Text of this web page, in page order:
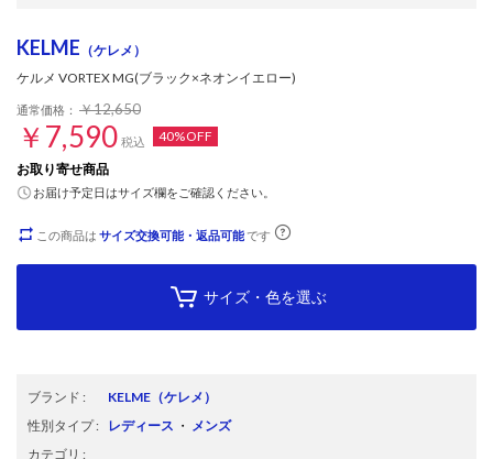
KELME （ケレメ）
ケルメ VORTEX MG(ブラック×ネオンイエロー)
通常価格： ￥12,650
￥7,590 税込
40%OFF
お取り寄せ商品
お届け予定日はサイズ欄をご確認ください。
この商品は サイズ交換可能・返品可能です
サイズ・色を選ぶ
ブランド : KELME （ケレメ）
性別タイプ: レディース ・ メンズ
カテゴリ :